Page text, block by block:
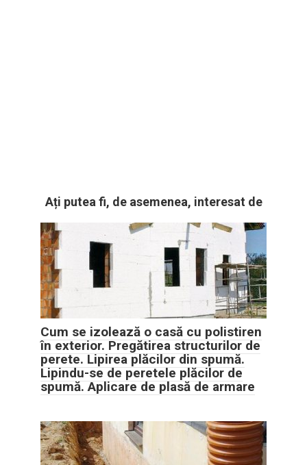
Ați putea fi, de asemenea, interesat de
Cum se izolează o casă cu polistiren
în exterior. Pregătirea structurilor de
perete. Lipirea plăcilor din spumă.
Lipindu-se de peretele plăcilor de
spumă. Aplicare de plasă de armare